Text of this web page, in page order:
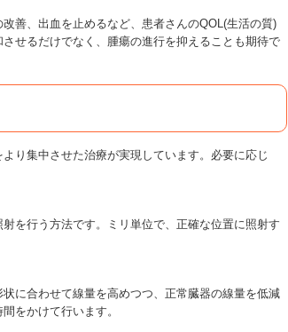
善、出血を止めるなど、患者さんのQOL(生活の質)
せるだけでなく、腫瘍の進行を抑えることも期待で
り集中させた治療が実現しています。必要に応じ
を行う方法です。ミリ単位で、正確な位置に照射す
に合わせて線量を高めつつ、正常臓器の線量を低減
をかけて行います。